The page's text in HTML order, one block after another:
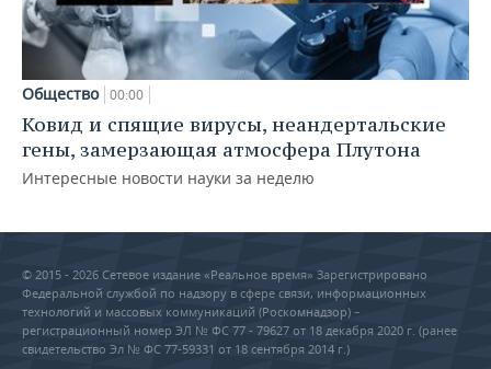
Общество 00:00
Ковид и спящие вирусы, неандертальские
гены, замерзающая атмосфера Плутона
Интересные новости науки за неделю
© 2015 - 2026 Сетевое издание «Реальное время» Зарегистрировано
Федеральной службой по надзору в сфере связи, информационных
технологий и массовых коммуникаций (Роскомнадзор) –
регистрационный номер ЭЛ № ФС 77 - 79627 от 18 декабря 2020 г. (ранее
свидетельство Эл № ФС 77-59331 от 18 сентября 2014 г.)